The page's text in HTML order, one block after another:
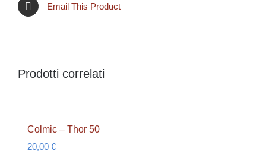
Email This Product
Prodotti correlati
Colmic – Thor 50
20,00 €